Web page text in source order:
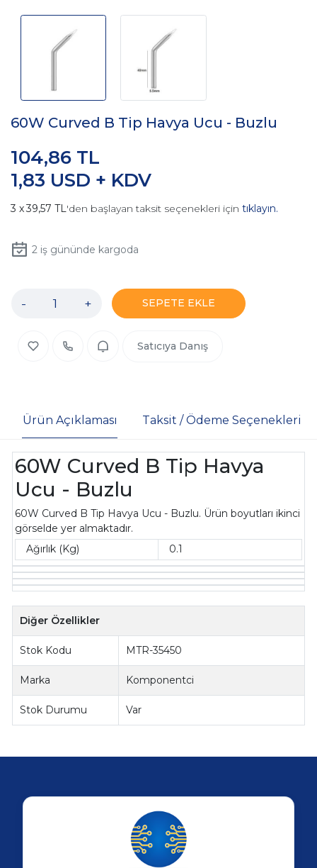
60W Curved B Tip Havya Ucu - Buzlu
1,83 USD + KDV
104,86 TL
39,57 TL'den başlayan taksit seçenekleri için tıklayın.
2iş gününde kargoda
- + SEPETE EKLE
Satıcıya Danış
Ürün Açıklaması Taksit / Ödeme Seçenekleri
60W Curved B Tip Havya
Ucu - Buzlu
60W Curved B Tip Havya Ucu - Buzlu. Ürün boyutları ikinci
görselde yer almaktadır.
Ağırlık (Kg)
0.1
Diğer Özellikler
Stok Kodu MTR-35450
Marka Komponentci
Stok Durumu Var